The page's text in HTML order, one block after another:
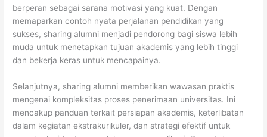
berperan sebagai sarana motivasi yang kuat. Dengan
memaparkan contoh nyata perjalanan pendidikan yang
sukses, sharing alumni menjadi pendorong bagi siswa lebih
muda untuk menetapkan tujuan akademis yang lebih tinggi
dan bekerja keras untuk mencapainya.
Selanjutnya, sharing alumni memberikan wawasan praktis
mengenai kompleksitas proses penerimaan universitas. Ini
mencakup panduan terkait persiapan akademis, keterlibatan
dalam kegiatan ekstrakurikuler, dan strategi efektif untuk